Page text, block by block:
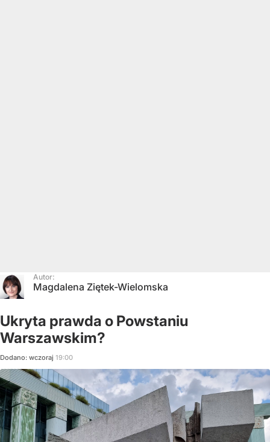
Autor:
Magdalena Ziętek-Wielomska
Ukryta prawda o Powstaniu
Warszawskim?
Dodano: wczoraj 19:00